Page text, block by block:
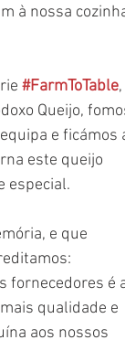
à nossa
#FarmToTable,
Queijo,
e ficámos
este queijo
especial.
e que
fornecedores é
qualidade e
aos nossos